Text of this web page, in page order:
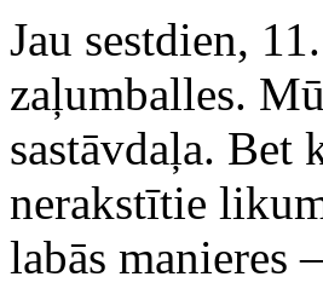
Jau sestdien,
zaļumballes.
sastāvdaļa. Bet
nerakstītie
labās manieres